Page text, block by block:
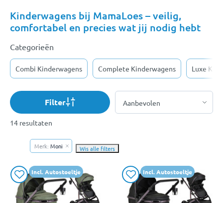
Kinderwagens bij MamaLoes – veilig,
comfortabel en precies wat jij nodig hebt
Categorieën
Combi Kinderwagens Complete Kinderwagens Luxe
Filter
14 resultaten
Merk: Moni Wis alle filters
Incl. Autostoeltje Incl. Autostoeltje